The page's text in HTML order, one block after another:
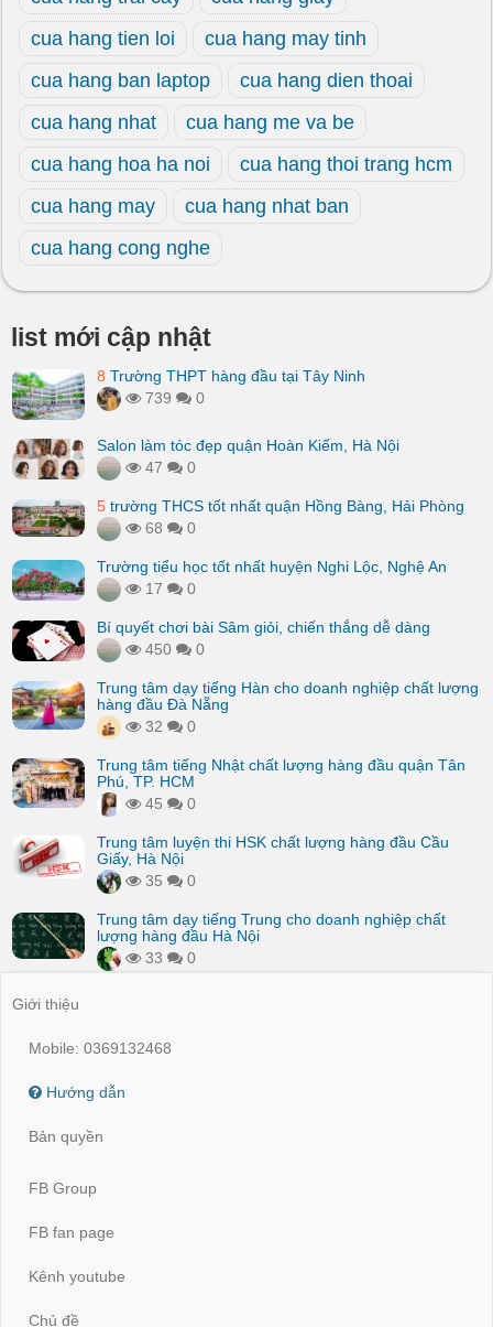
cua hang tien loi
cua hang may tinh
cua hang ban laptop
cua hang dien thoai
cua hang nhat
cua hang me va be
cua hang hoa ha noi
cua hang thoi trang hcm
cua hang may
cua hang nhat ban
cua hang cong nghe
list mới cập nhật
8 Trường THPT hàng đầu tại Tây Ninh
739
0
Salon làm tóc đẹp quận Hoàn Kiếm, Hà Nội
47
0
5 trường THCS tốt nhất quận Hồng Bàng, Hải Phòng
68
0
Trường tiểu học tốt nhất huyện Nghi Lộc, Nghệ An
17
0
Bí quyết chơi bài Sâm giỏi, chiến thắng dễ dàng
450
0
Trung tâm dạy tiếng Hàn cho doanh nghiệp chất lượng
hàng đầu Đà Nẵng
32
0
Trung tâm tiếng Nhật chất lượng hàng đầu quận Tân
Phú, TP. HCM
45
0
Trung tâm luyện thi HSK chất lượng hàng đầu Cầu
Giấy, Hà Nội
35
0
Trung tâm dạy tiếng Trung cho doanh nghiệp chất
lượng hàng đầu Hà Nội
33
0
Giới thiệu
Mobile: 0369132468
Hướng dẫn
Bản quyền
FB Group
FB fan page
Kênh youtube
Chủ đề